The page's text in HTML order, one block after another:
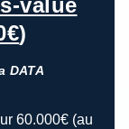
value
)
DATA​
60.000€ (au